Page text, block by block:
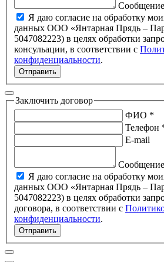
Сообщение
Я даю согласие на обработку
данных ООО «Янтарная Прядь –
5047082223) в целях обработки запроса и полченя
консульации, в соответствии с
конфиденциальности.
Отправить
Заключить договор
ФИО *
Телефон
E-mail
Сообщение
Я даю согласие на обработку
данных ООО «Янтарная Прядь –
5047082223) в целях обработки запроса и заключение
договора, в соответствии с
конфиденциальности.
Отправить